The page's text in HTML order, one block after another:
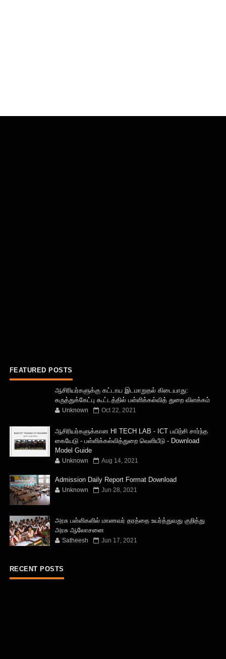
FEATURED POSTS
ஆசிரியர்களுக்கு கட்டாய இடமாறுதல் கிடையாது:
கருத்துக்கேட்பு கூட்டத்தில் பள்ளிக்கல்வித் துறை விளக்கம்
Unknown Oct 22, 2021
ஆசிரியர்களுக்கான HI TECH LAB - ICT பயிற்சி சார்ந்த
கையேடு - பள்ளிக்கல்வித்துறை வெளியீடு - Download
Model Guide
Unknown Aug 14, 2021
Admission Daily Report Format Download
Unknown Jun 28, 2021
அரசு பள்ளிகளில் மாணவர் தரத்தை உயர்த்துவது குறித்து
அரசு ஆலோசனை
Satheesh Jun 17, 2021
RECENT POSTS